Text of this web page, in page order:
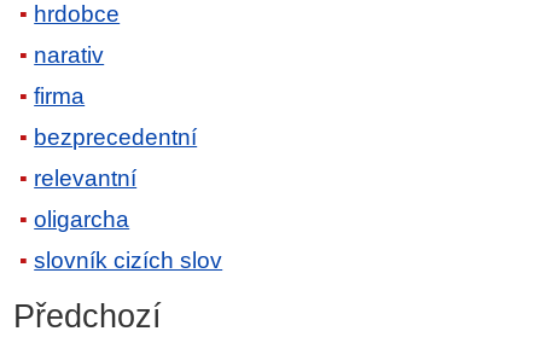
hrdobce
narativ
firma
bezprecedentní
relevantní
oligarcha
slovník cizích slov
Předchozí